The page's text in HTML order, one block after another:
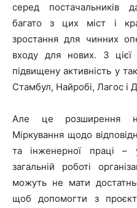
серед постачальників
багато з цих міст і
зростання для чинних
входу для нових. З
підвищену активність у
Стамбул, Найробі, Лагос і
Але це розширення
Міркування щодо
та інженерної праці –
загальній роботі
можуть не мати
щоб допомогти з